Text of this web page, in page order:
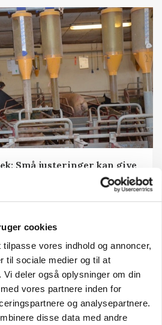
cookies
vores indhold og annoncer,
til sociale medier og til at
deler også oplysninger om din
vores partnere inden for
og analysepartnere.
disse data med andre
Små justeringer kan give
Annonce